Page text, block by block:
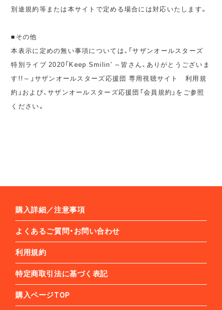
別途規約等または本サイトで定める場合には対応いたします。
■その他
本表示に定めの無い事項については、「サザンオールスターズ
特別ライブ 2020「Keep Smilin' ～皆さん、ありがとうございま
す!!～」サザンオールスターズ応援団 専用視聴サイト 利用規
約」および、サザンオールスターズ応援団「会員規約」をご参照
ください。
購入詳細／注意事項
よくあるご質問・お問い合わせ
利用規約
特定商取引法に基づく表記
購入ページTOP